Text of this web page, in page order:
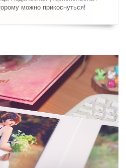
можно прикоснуться!